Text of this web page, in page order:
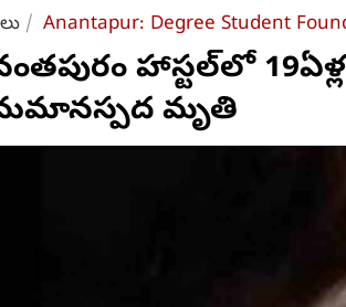
Anantapur: Degree Student
హాస్టల్‌లో 19ఏళ్ల
మృతి